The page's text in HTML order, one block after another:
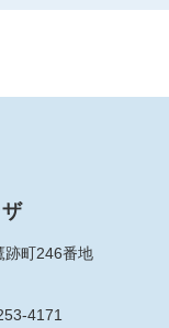
跡町246番地
4171